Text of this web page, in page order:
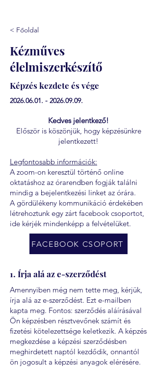
< Főoldal
Kézműves
élelmiszerkészítő
Képzés kezdete és vége
2026.06.01. - 2026.09.09.
Kedves jelentkező!
Először is köszönjük, hogy képzésünkre
jelentkezett!
Legfontosabb információk:
A zoom-on keresztül történő online
oktatáshoz az órarendben fogják találni
mindig a bejelentkezési linket az órára.
A gördülékeny kommunikáció érdekében
létrehoztunk egy zárt facebook csoportot,
ide kérjék mindenképp a felvételüket.
FACEBOOK CSOPORT
1. Írja alá az e-szerződést
Amennyiben még nem tette meg, kérjük,
írja alá az e-szerződést. Ezt e-mailben
kapta meg. Fontos: szerződés aláírásával
Ön képzésben résztvevőnek számít és
fizetési kötelezettsége keletkezik. A képzés
megkezdése a képzési szerződésben
meghirdetett naptól kezdődik, onnantól
ön jogosult a képzési anyagok elérésére.